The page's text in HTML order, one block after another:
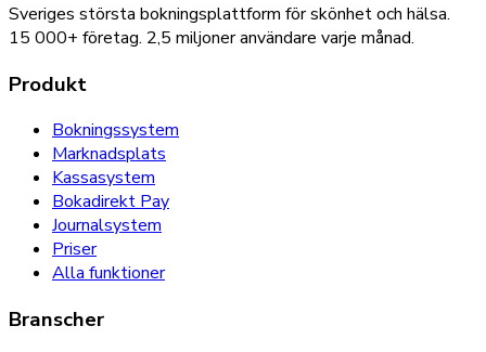
Sveriges största bokningsplattform för skönhet och hälsa.
15 000+ företag. 2,5 miljoneranvändare varje månad.
Produkt
Bokningssystem
Marknadsplats
Kassasystem
Bokadirekt Pay
Journalsystem
Priser
Alla funktioner
Branscher